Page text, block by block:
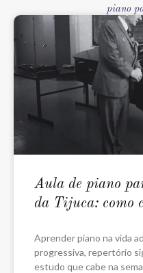
piano
Aula de piano
da Tijuca: como
Aprender piano na vida
progressiva, repertório
estudo que cabe na